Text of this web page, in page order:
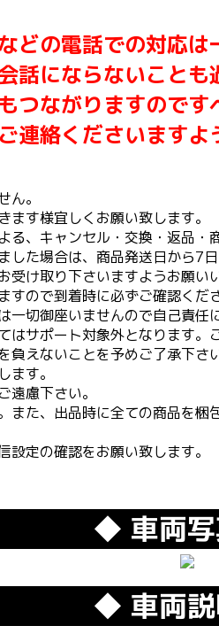
どの電話での対応
話にならないこと
つながりますので
絡くださいますよ
。
す様宜しくお願い致します。
、キャンセル・交換・返品
した場合は、商品発送日から
け取り下さいますようお願
ので到着時に必ずご確認くだ
切御座いませんので自己責任
サポート対象外となります。
えないことを予めご了承下さい
ます。
遠慮下さい。
また、出品時に全ての商品を
定の確認をお願い致します。
◆ 車両
◆ 車両